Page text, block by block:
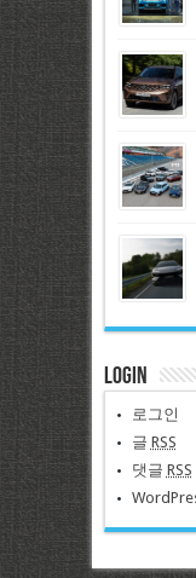
Login
로그인
글 RSS
댓글 RSS